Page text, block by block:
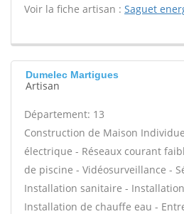
Voir la fiche artisan : Saguet
Dumelec Martigues
Artisan
Département: 13
Construction de Maison
électrique - Réseaux courant
de piscine - Vidéosurveillance -
Installation sanitaire -
Installation de chauffe eau -